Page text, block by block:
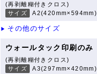
(再剥離糊付きクロス)
サイズ
A2(420mm×594mm)
▶ その他のサイズ
ウォールタック印刷のみ
(再剥離糊付きクロス)
サイズ
A3(297mm×420mm)